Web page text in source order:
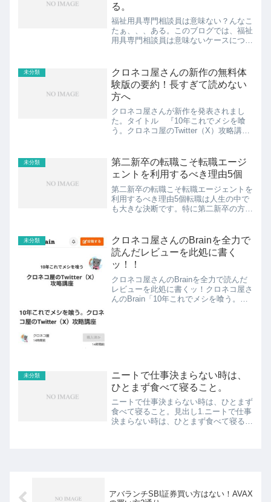
る。
福祉用具専門相談員は意味ない？んなこ
たぁ、、、ある。このブログでは、福祉
用具専門相談員は意味ないケースについ
併せてお伝えしますね。見出し1.福祉用
具専門相談員は意味ない...
未分類
クロネコ屋さんの新作の無料体
験版の要約！長すぎて読めない
方へ
クロネコ屋さんが新作を発表されまし
た。タイトル 『10年これでメシを喰
う。クロネコ屋のTwitter（X）攻略講
のみセール価格12,800円での販売予
定 ...
未分類
第二新卒の転職こそ転職エージ
ェントを利用するべき理由5個
第二新卒の転職こそ転職エージェントを
利用するべき理由5個転職は人生の中で
も大きな決断です。特に第二新卒の方々
仕事を続けていくべきなのか、新たなチ
ャレンジをするべきなのか...
未分類
クロネコ屋さんのBrainを全力で
読んだレビューを此処に書く
ッ！！
クロネコ屋さんのBrainを全力で読んだ
レビューを此処に書くッ！クロネコ屋さ
んのBrain「10年これでメシを喰う。ク
未分類
ニートで仕事決まらない時は、
ひとまず食べて寝ること。
ニートで仕事決まらない時は、ひとまず
食べて寝ること。見出し1.ニートで仕事
決まらない時は、ひとまず食べて寝るこ
アバランチSBI証券買い方はない！AVAX